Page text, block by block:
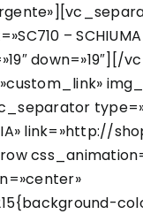
– SCHIUMA
down=»19″][/
link=»http://